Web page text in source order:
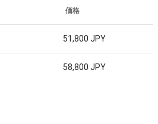
価格
51,800 JPY
58,800 JPY